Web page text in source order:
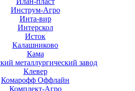
Инструм-Агро
Инта-вир
Интерскол
Исток
Калашниково
Кама
металлургический завод
Клевер
Комарофф Оффлайн
Комплект-Агро